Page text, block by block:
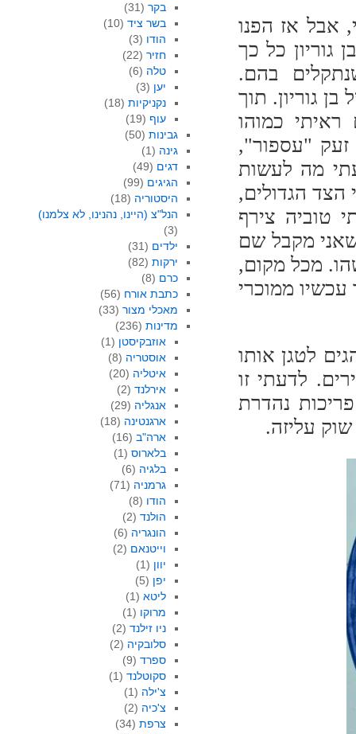
אבל אז הפנו
גוריון כל כך
בהם.
גוריון. תוך
כמוהו
זעק "עספור",
מה לעשות
הצד הגדולים,
טוביה צירף
מקבל שם
מכל מקום,
ממוכרי
לטגן אותו
לדעתי זו
נהדרת
עליזה.
בקר (31)
בשר ציד (10)
הודו (3)
חזיר (22)
טלה (6)
יען (3)
נקניקיות (18)
עוף (19)
גבינות(50)
גינה (1)
דגים (49)
הגיגים (99)
היסטוריה (18)
הנל"צ (היינו, נהנינו, לא צלמנו)
(3)
ילדים (31)
ירקות(82)
כרם (8)
כתבת אורח (56)
מאכלי מצור(33)
מדינות(236)
אוזבקיסטן (1)
אוסטריה (8)
איטליה (20)
אירלנד (2)
אנגליה (29)
ארגנטינה (18)
ארה"ב (16)
בלארוס (1)
בלגיה (6)
גרמניה (71)
הודו (8)
הולנד (2)
הונגריה (6)
וייטנאם (2)
יוון (1)
יפן (5)
ליטא (1)
מרוקו (1)
ניו זילנד (2)
סלובקיה (2)
ספרד (9)
סקוטלנד (1)
צ'ילה (1)
צ'כיה (2)
צרפת (34)